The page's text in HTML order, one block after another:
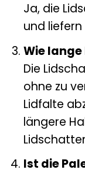
Ja, die
und
Wie
Die
ohne zu
Lidfalte
längere
Ist die